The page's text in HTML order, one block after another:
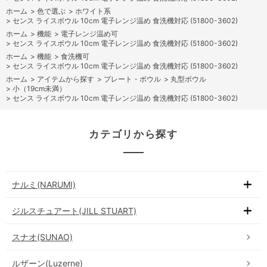
ホーム > 色で選ぶ > ホワイト系
> センス ライスボウル 10cm 電子レンジ温め 食洗機対応 (51800-3602)
ホーム > 機能 > 電子レンジ温め可
> センス ライスボウル 10cm 電子レンジ温め 食洗機対応 (51800-3602)
ホーム > 機能 > 食洗機可
> センス ライスボウル 10cm 電子レンジ温め 食洗機対応 (51800-3602)
ホーム > アイテムから探す > プレート・ボウル > 丸型ボウル
> 小（19cm未満）
> センス ライスボウル 10cm 電子レンジ温め 食洗機対応 (51800-3602)
カテゴリから探す
ナルミ(NARUMI)
ジルスチュアート(JILL STUART)
スナオ(SUNAO)
ルザーン(Luzerne)